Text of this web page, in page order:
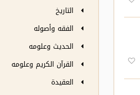
التاريخ
الفقه وأصوله
الحديث وعلومه
القرآن الكريم وعلومه
العقيدة